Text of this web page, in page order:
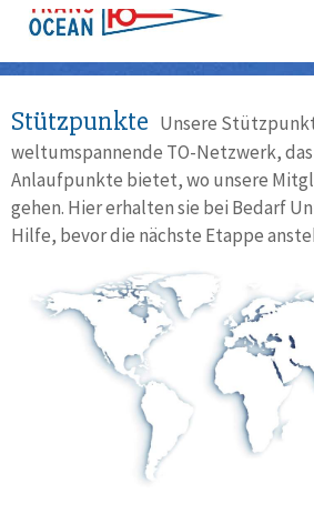
Stützpunkte Unsere
weltumspannende TO-Netzwerk,
Anlaufpunkte bietet, wo unsere
gehen. Hier erhalten sie bei Bedarf
Hilfe, bevor die nächste Etappe